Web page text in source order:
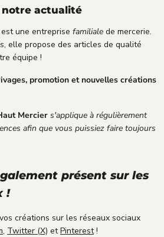
co
urt
oisi
Je
ple
ine
isf
ait
notre actualité
est une entreprise familiale de mercerie.
, elle propose des articles de qualité
équipe !
promotion et nouvelles créations
Mercier s'applique à régulièrement
afin que vous puissiez faire toujours
présent sur les
!
créations sur les réseaux sociaux
, Twitter (X) etPinterest!